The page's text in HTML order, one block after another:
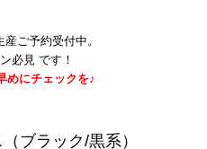
ご予約受付中。
必見 です！
めにチェックを♪
ブラック/黒系）